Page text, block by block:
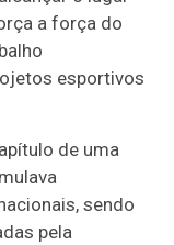
a força do
esportivos
de uma
sendo
pela